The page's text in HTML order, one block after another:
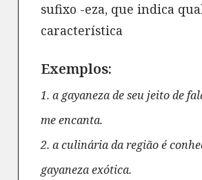
sufixo -eza, que indica
característica
Exemplos:
1. a gayaneza de seu jeito de
me encanta.
2. a culinária da região é
gayaneza exótica.